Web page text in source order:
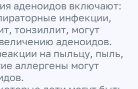
аденоидов включают:
инфекции,
тонзиллит, могут
аденоидов.
на пыльцу, пыль,
аллергены могут